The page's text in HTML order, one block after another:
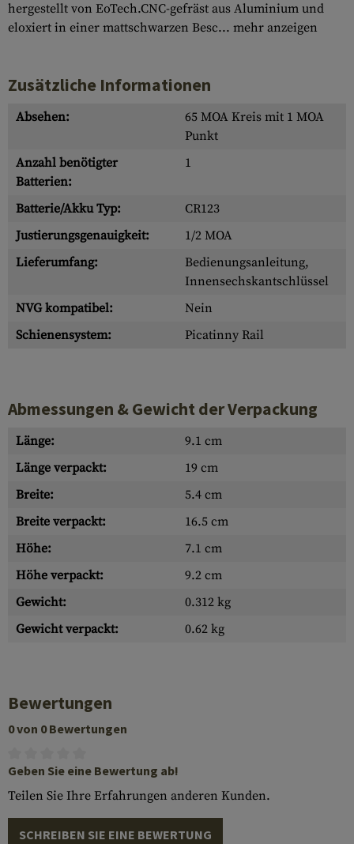
hergestellt von EoTech.CNC-gefräst aus Aluminium und
eloxiert in einer mattschwarzen Besc... mehr anzeigen
Zusätzliche Informationen
Absehen:
65 MOA Kreis mit 1 MOA
Punkt
Anzahl benötigter
Batterien:
1
Batterie/Akku Typ:
CR123
Justierungsgenauigkeit:
1/2 MOA
Lieferumfang:
Bedienungsanleitung,
Innensechskantschlüssel
NVG kompatibel:
Nein
Schienensystem:
Picatinny Rail
Abmessungen & Gewicht der Verpackung
Länge:
9.1 cm
Länge verpackt:
19 cm
Breite:
5.4 cm
Breite verpackt:
16.5 cm
Höhe:
7.1 cm
Höhe verpackt:
9.2 cm
Gewicht:
0.312 kg
Gewicht verpackt:
0.62 kg
Bewertungen
0 von 0 Bewertungen
Geben Sie eine Bewertung ab!
Teilen Sie Ihre Erfahrungen anderen Kunden.
SCHREIBEN SIE EINE BEWERTUNG